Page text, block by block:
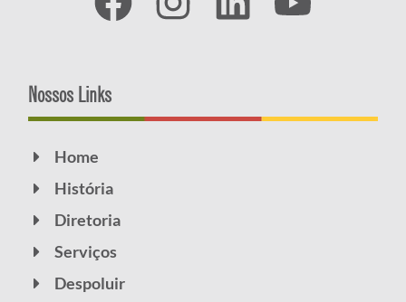
Nossos Links
Home
História
Diretoria
Serviços
Despoluir